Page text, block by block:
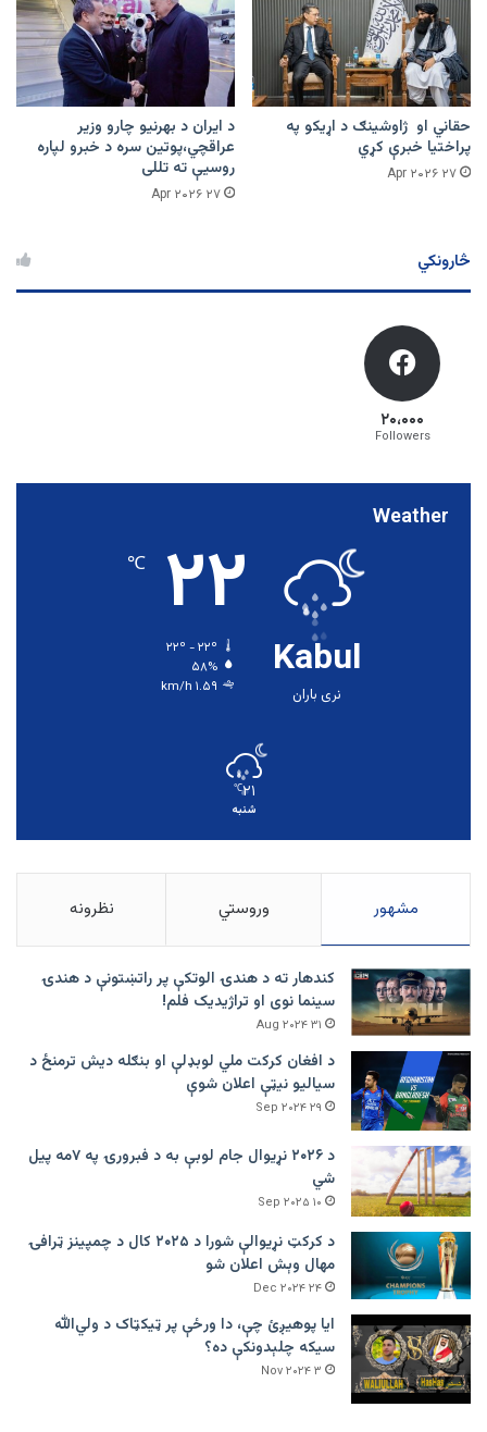
حقاني او ژاوشینګ د اړیکو په
پراختیا خبرې کړي
۲۷ Apr ۲۰۲۶
د ایران د بهرنیو چارو وزیر
عراقچي،پوتین سره د خبرو لپاره
روسیې ته تللی
۲۷ Apr ۲۰۲۶
څارونکي
۲۰،۰۰۰
Followers
Weather
Kabul
نری باران
۲۲ ℃
۵۸%
۱.۵۹ km/h
۲۱℃
شنبه
مشهور وروستي نظرونه
کندهار ته د هندۍ الوتکې پر راتښتونې د هندۍ
سینما نوی او تراژيديک فلم!
۳۱ Aug ۲۰۲۴
د افغان کرکت ملي لوبډلې او بنګله دیش ترمنځ د
سیالیو نیټې اعلان شوې
۲۹ Sep ۲۰۲۴
د ۲۰۲۶ نړیوال جام لوبې به د فبرورۍ په ۷مه پیل
شي
۱۰ Sep ۲۰۲۵
د کرکټ نړیوالې شورا د ۲۰۲۵ کال د چمپینز ټرافۍ
مهال وېش اعلان شو
۲۴ Dec ۲۰۲۴
ایا پوهیږئ چې، دا ورځې پر ټيکټاک د ولي‌الله
سیکه چلېدونکې ده؟
۳ Nov ۲۰۲۴